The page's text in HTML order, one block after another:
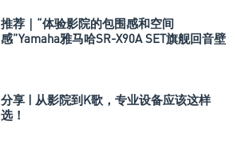
推荐｜“体验影院的包围感和空间
感”Yamaha雅马哈SR-X90A SET旗舰回音壁
分享 | 从影院到K歌，专业设备应该这样
选！